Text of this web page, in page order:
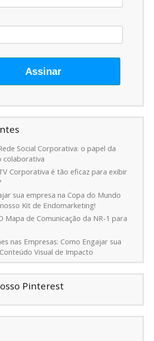
Assinar
Social Corporativa: o papel da
colaborativa
Corporativa é tão eficaz para exibir
sua empresa na Copa do Mundo
Kit de Endomarketing!
Mapa de Comunicação da NR-1 para
nas Empresas: Como Engajar sua
Visual de Impacto
Pinterest